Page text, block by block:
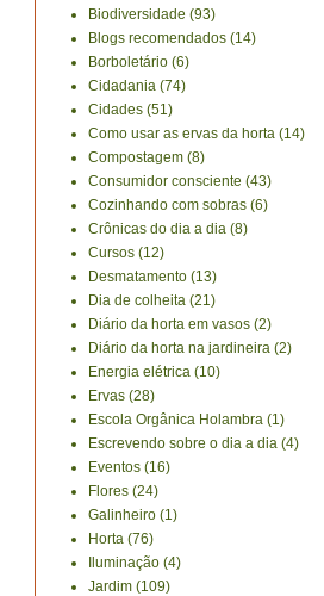
Biodiversidade (93)
Blogs recomendados (14)
Borboletário (6)
Cidadania (74)
Cidades (51)
Como usar as ervas da horta (14)
Compostagem (8)
Consumidor consciente (43)
Cozinhando com sobras (6)
Crônicas do dia a dia (8)
Cursos (12)
Desmatamento (13)
Dia de colheita (21)
Diário da horta em vasos (2)
Diário da horta na jardineira (2)
Energia elétrica (10)
Ervas (28)
Escola Orgânica Holambra (1)
Escrevendo sobre o dia a dia (4)
Eventos (16)
Flores (24)
Galinheiro (1)
Horta (76)
Iluminação (4)
Jardim (109)